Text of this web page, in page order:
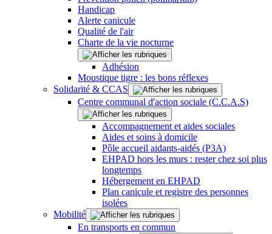
Handicap
Alerte canicule
Qualité de l'air
Charte de la vie nocturne
Adhésion
Moustique tigre : les bons réflexes
Solidarité & CCAS
Centre communal d'action sociale (C.C.A.S)
Accompagnement et aides sociales
Aides et soins à domicile
Pôle accueil aidants-aidés (P3A)
EHPAD hors les murs : rester chez soi plus
longtemps
Hébergement en EHPAD
Plan canicule et registre des personnes
isolées
Mobilité
En transports en commun